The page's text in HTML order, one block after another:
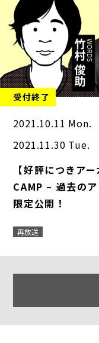
受付終了
2021.10.11 Mon.
2021.11.30 Tue.
【好評につきア
CAMP – 過去の
限定公開！
再放送